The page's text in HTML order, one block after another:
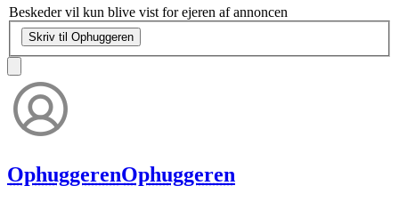
Beskeder vil kun blive vist for ejeren af annoncen
Skriv til Ophuggeren
OphuggerenOphuggeren